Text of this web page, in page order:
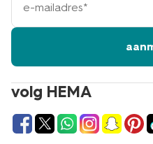
volg HEMA
mailadres